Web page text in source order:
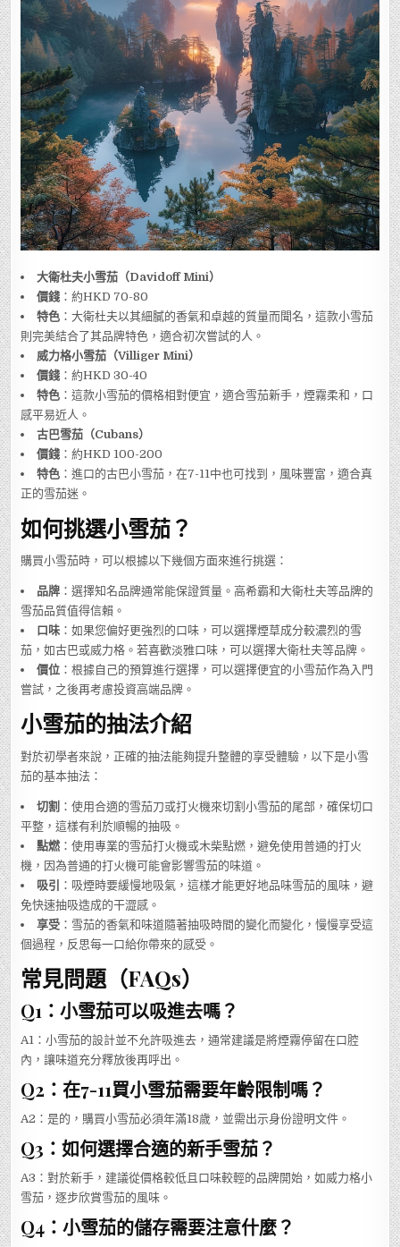
大衛杜夫小雪茄（Davidoff Mini）
價錢 ：約HKD 70-80
特色 ：大衛杜夫以其細膩的香氣和卓越的質量而聞名，這款小雪茄
則完美結合了其品牌特色，適合初次嘗試的人。
威力格小雪茄（Villiger Mini）
價錢 ：約HKD 30-40
特色 ：這款小雪茄的價格相對便宜，適合雪茄新手，煙霧柔和，口
感平易近人。
古巴雪茄（Cubans）
價錢 ：約HKD 100-200
特色 ：進口的古巴小雪茄，在7-11中也可找到，風味豐富，適合真
正的雪茄迷。
如何挑選小雪茄？
購買小雪茄時，可以根據以下幾個方面來進行挑選：
品牌 ：選擇知名品牌通常能保證質量。高希霸和大衛杜夫等品牌的
雪茄品質值得信賴。
口味 ：如果您偏好更強烈的口味，可以選擇煙草成分較濃烈的雪
茄，如古巴或威力格。若喜歡淡雅口味，可以選擇大衛杜夫等品牌。
價位 ：根據自己的預算進行選擇，可以選擇便宜的小雪茄作為入門
嘗試，之後再考慮投資高端品牌。
小雪茄的抽法介紹
對於初學者來說，正確的抽法能夠提升整體的享受體驗，以下是小雪
茄的基本抽法：
切割 ：使用合適的雪茄刀或打火機來切割小雪茄的尾部，確保切口
平整，這樣有利於順暢的抽吸。
點燃 ：使用專業的雪茄打火機或木柴點燃，避免使用普通的打火
機，因為普通的打火機可能會影響雪茄的味道。
吸引
：吸煙時要緩慢地吸氣，這樣才能更好地品味雪茄的風味，避
免快速抽吸造成的干澀感。
享受 ：雪茄的香氣和味道隨著抽吸時間的變化而變化，慢慢享受這
個過程，反思每一口給你帶來的感受。
常見問題（FAQs）
Q1：小雪茄可以吸進去嗎？
A1：小雪茄的設計並不允許吸進去，通常建議是將煙霧停留在口腔
內，讓味道充分釋放後再呼出。
Q2：在7-11買小雪茄需要年齡限制嗎？
A2：是的，購買小雪茄必須年滿18歲，並需出示身份證明文件。
Q3：如何選擇合適的新手雪茄？
A3：對於新手，建議從價格較低且口味較輕的品牌開始，如威力格小
雪茄，逐步欣賞雪茄的風味。
Q4：小雪茄的儲存需要注意什麼？